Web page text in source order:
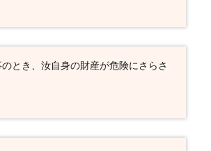
とき、汝自身の財産が危険にさらさ